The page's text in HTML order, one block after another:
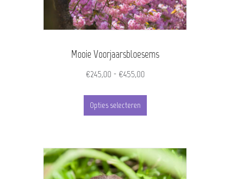
Mooie Voorjaarsbloesems
€245,00 - €455,00Prijsklasse:
Opties selecteren
Dit
product
meerdere
variaties.